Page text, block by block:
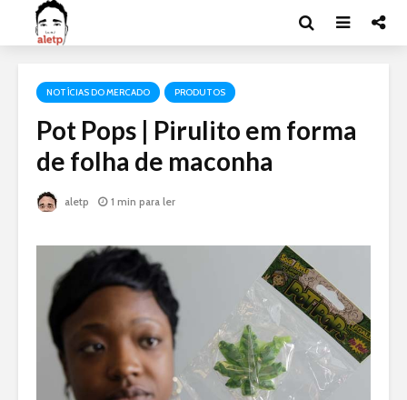
NOTÍCIAS DO MERCADO PRODUTOS
Pot Pops | Pirulito em forma
de folha de maconha
aletp 1 min para ler